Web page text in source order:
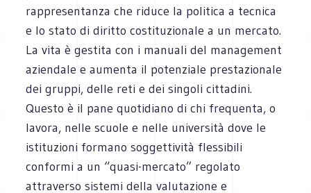
rappresentanza che riduce la politica a tecnica
e lo stato di diritto costituzionale a un mercato.
La vita è gestita con i manuali del management
aziendale e aumenta il potenziale prestazionale
dei gruppi, delle reti e dei singoli cittadini.
Questo è il pane quotidiano di chi frequenta, o
lavora, nelle scuole e nelle università dove le
istituzioni formano soggettività flessibili
conformi a un “quasi-mercato” regolato
attraverso sistemi della valutazione e